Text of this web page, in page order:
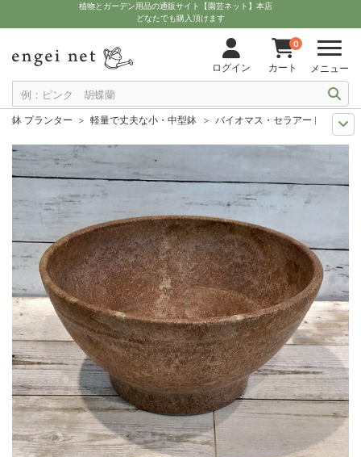
植物とガーデン用品の通販サイト【園芸ネット】本店
どなたでも購入頂けます
ログイン
0
カート メニュー
鉢 プランター 軽量で丈夫な小・中型鉢
バイオマス・セラアートボール
11月中下旬予約
グッズ・資材
バイオマス・セラアートボール33（直径
12月上中旬予約
グッズ・資材
10月中下旬予約
グッズ・資材 バイオマス・セラアートボール33（直径